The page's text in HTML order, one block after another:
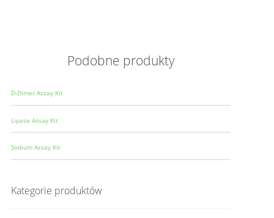
Podobne produkty
D-Dimer Assay Kit
Lipase Assay Kit
Sodium Assay Kit
Kategorie produktów